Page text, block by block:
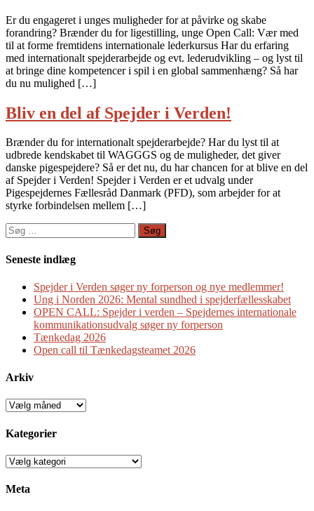
Er du engageret i unges muligheder for at påvirke og skabe
forandring? Brænder du for ligestilling, unge Open Call: Vær med
til at forme fremtidens internationale lederkursus Har du erfaring
med internationalt spejderarbejde og evt. lederudvikling – og lyst til
at bringe dine kompetencer i spil i en global sammenhæng? Så har
du nu mulighed […]
Bliv en del af Spejder i Verden!
Brænder du for internationalt spejderarbejde? Har du lyst til at
udbrede kendskabet til WAGGGS og de muligheder, det giver
danske pigespejdere? Så er det nu, du har chancen for at blive en del
af Spejder i Verden! Spejder i Verden er et udvalg under
Pigespejdernes Fællesråd Danmark (PFD), som arbejder for at
styrke forbindelsen mellem […]
Søg
efter:
Seneste indlæg
Spejder i Verden søger ny forperson og nye medlemmer!
Ung i Norden 2026: Mental sundhed i spejderfællesskabet
OPEN CALL: Spejder i verden – Spejdernes internationale
kommunikationsudvalg søger ny forperson
Tænkedag 2026
Open call til Tænkedagsteamet 2026
Arkiv
Arkiv
Kategorier
Kategorier
Meta